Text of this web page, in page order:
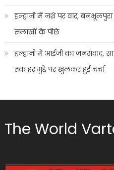
हल्द्वानी में नशे पर वार,
सलाखों के पीछे
हल्द्वानी में आईजी का जनसंवाद,
तक हर मुद्दे पर खुलकर हुई चर्चा
The World